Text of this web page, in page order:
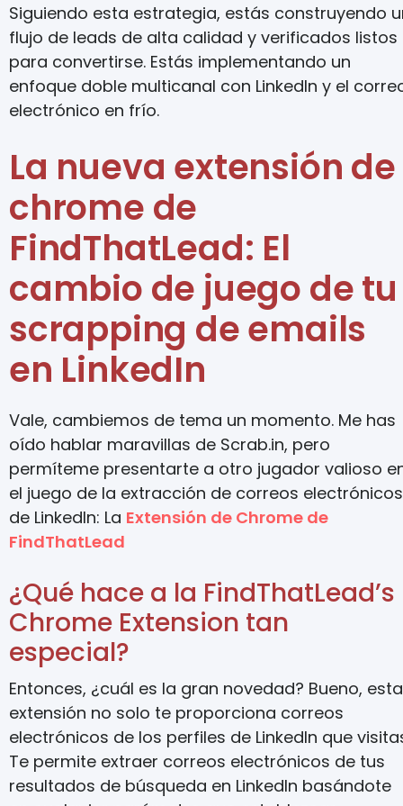
Siguiendo esta estrategia, estás construyendo
flujo de leads de alta calidad y verificados listos
para convertirse. Estás implementando un
enfoque doble multicanal con LinkedIn y el
electrónico en frío.
La nueva extensión de
chrome de
FindThatLead: El
cambio de juego de tu
scrapping de emails
en LinkedIn
Vale, cambiemos de tema un momento. Me has
oído hablar maravillas de Scrab.in, pero
permíteme presentarte a otro jugador valioso
el juego de la extracción de correos electrónicos
de LinkedIn: La Extensión de Chrome de
FindThatLead
¿Qué hace a la FindThatLead’s
Chrome Extension tan
especial?
Entonces, ¿cuál es la gran novedad? Bueno, esta
extensión no solo te proporciona correos
electrónicos de los perfiles de LinkedIn que
Te permite extraer correos electrónicos de tus
resultados de búsqueda en LinkedIn basándote